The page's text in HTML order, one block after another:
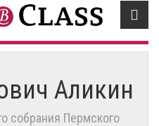
Аликин
собрания Пермского